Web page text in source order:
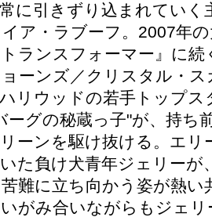
に引きずり込まれていく
ア・ラブーフ。2007年
ランスフォーマー』に続
ョーンズ／クリスタル・
リウッドの若手トップス
ーグの秘蔵っ子"が、持ち
ーンを駆け抜ける。エリ
た負け犬青年ジェリーが
難に立ち向かう姿が熱い
がみ合いながらもジェリ